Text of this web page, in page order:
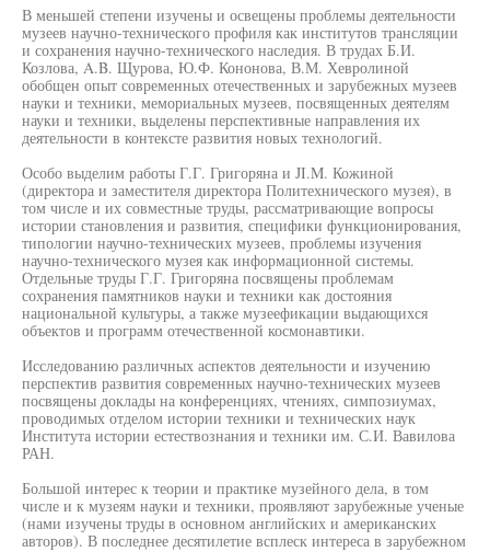
В меньшей степени изучены и освещены проблемы деятельности
музеев научно-технического профиля как институтов трансляции
и сохранения научно-технического наследия. В трудах Б.И.
Козлова, A.B. Щурова, Ю.Ф. Кононова, В.М. Хевролиной
обобщен опыт современных отечественных и зарубежных музеев
науки и техники, мемориальных музеев, посвященных деятелям
науки и техники, выделены перспективные направления их
деятельности в контексте развития новых технологий.
Особо выделим работы Г.Г. Григоряна и JI.M. Кожиной
(директора и заместителя директора Политехнического музея), в
том числе и их совместные труды, рассматривающие вопросы
истории становления и развития, специфики функционирования,
типологии научно-технических музеев, проблемы изучения
научно-технического музея как информационной системы.
Отдельные труды Г.Г. Григоряна посвящены проблемам
сохранения памятников науки и техники как достояния
национальной культуры, а также музеефикации выдающихся
объектов и программ отечественной космонавтики.
Исследованию различных аспектов деятельности и изучению
перспектив развития современных научно-технических музеев
посвящены доклады на конференциях, чтениях, симпозиумах,
проводимых отделом истории техники и технических наук
Института истории естествознания и техники им. С.И. Вавилова
РАН.
Большой интерес к теории и практике музейного дела, в том
числе и к музеям науки и техники, проявляют зарубежные ученые
(нами изучены труды в основном английских и американских
авторов). В последнее десятилетие всплеск интереса в зарубежном